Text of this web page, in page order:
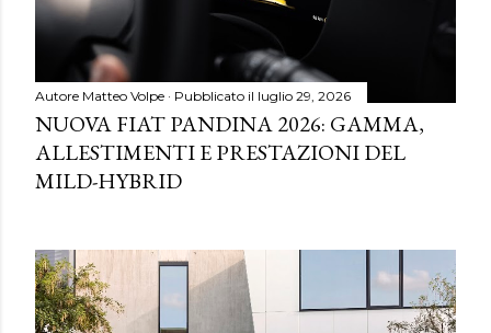
Autore Matteo Volpe Pubblicato il luglio 29, 2026
NUOVA FIAT PANDINA 2026: GAMMA,
ALLESTIMENTI E PRESTAZIONI DEL
MILD-HYBRID